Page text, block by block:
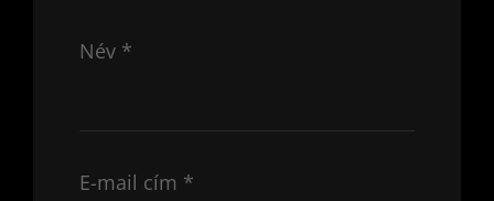
Név *
E-mail cím *